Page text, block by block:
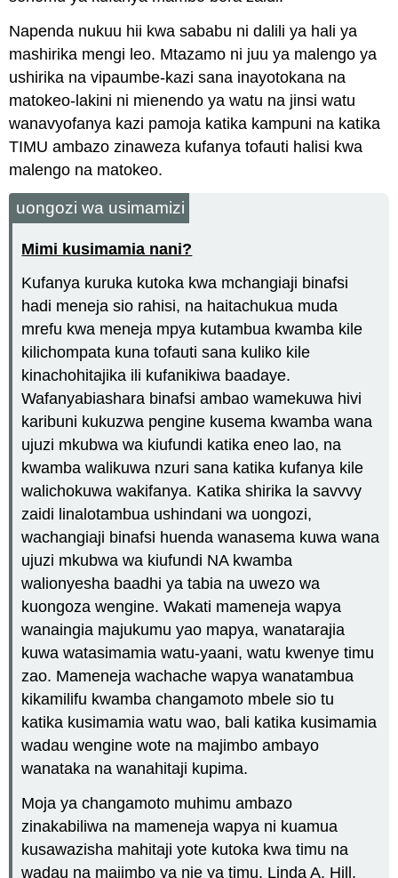
Napenda nukuu hii kwa sababu ni dalili ya hali ya
mashirika mengi leo. Mtazamo ni juu ya malengo ya
ushirika na vipaumbe-kazi sana inayotokana na
matokeo-lakini ni mienendo ya watu na jinsi watu
wanavyofanya kazi pamoja katika kampuni na katika
TIMU ambazo zinaweza kufanya tofauti halisi kwa
malengo na matokeo.
uongozi wa usimamizi
Mimi kusimamia nani?
Kufanya kuruka kutoka kwa mchangiaji binafsi
hadi meneja sio rahisi, na haitachukua muda
mrefu kwa meneja mpya kutambua kwamba kile
kilichompata kuna tofauti sana kuliko kile
kinachohitajika ili kufanikiwa baadaye.
Wafanyabiashara binafsi ambao wamekuwa hivi
karibuni kukuzwa pengine kusema kwamba wana
ujuzi mkubwa wa kiufundi katika eneo lao, na
kwamba walikuwa nzuri sana katika kufanya kile
walichokuwa wakifanya. Katika shirika la savvvy
zaidi linalotambua ushindani wa uongozi,
wachangiaji binafsi huenda wanasema kuwa wana
ujuzi mkubwa wa kiufundi NA kwamba
walionyesha baadhi ya tabia na uwezo wa
kuongoza wengine. Wakati mameneja wapya
wanaingia majukumu yao mapya, wanatarajia
kuwa watasimamia watu-yaani, watu kwenye timu
zao. Mameneja wachache wapya wanatambua
kikamilifu kwamba changamoto mbele sio tu
katika kusimamia watu wao, bali katika kusimamia
wadau wengine wote na majimbo ambayo
wanataka na wanahitaji kupima.
Moja ya changamoto muhimu ambazo
zinakabiliwa na mameneja wapya ni kuamua
kusawazisha mahitaji yote kutoka kwa timu na
wadau na majimbo ya nje ya timu. Linda A. Hill,